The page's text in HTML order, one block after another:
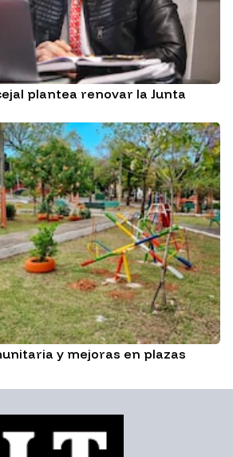
plantea renovar la Junta
y mejoras en plazas